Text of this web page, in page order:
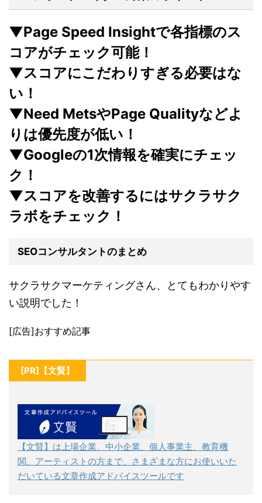
▼Page Speed Insightで各指標のス
コアがチェック可能！
▼スコアにこだわりすぎる必要はな
い！
▼Need MetsやPage Qualityなどよ
りは優先度が低い！
▼Googleの1次情報を確実にチェッ
ク！
▼スコアを改善するにはサクラサク
ラボをチェック！
SEOコンサルタントのまとめ
サクラサクマーケティングさん、とてもわかりやす
い説明でした！
[広告]おすすめ記事
[PR]【文賢】
【文賢】は上場企業、中小企業、個人事業主、教育機
関、アーティストの方まで、さまざまな方にお使いいた
だいている文章作成アドバイスツールです